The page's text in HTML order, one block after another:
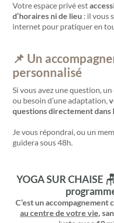
Votre espace privé est
d’horaires ni de lieu : il vous
internet pour pratiquer en
📌 Un
personnalisé
Si vous avez une question,
ou besoin d’une adaptation,
questions directement dans
Je vous répondrai, ou un
guidera sous 48h.
YOGA SUR CHAISE 🪑
C’est un accompagnement
au centre de votre vie,